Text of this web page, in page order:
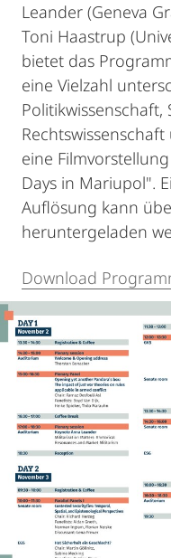
Leander (Geneva
Toni Haastrup
bietet das
eine Vielzahl
Politikwissenschaft,
eine
Days in Mariupol".
Auflösung kann
heruntergeladen
Download